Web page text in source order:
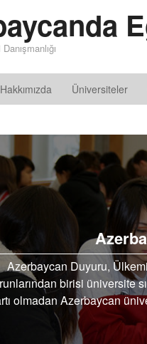
Hakkımızda Üniversiteler
Azerbaycan Duyuru,
birisi üniversite
olmadan Azerbaycan
Azerbaycan devlet
programları